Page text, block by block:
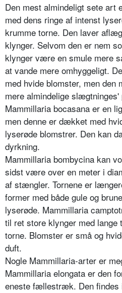
Den mest almindeligt sete art
med dens ringe af intenst
krumme torne. Den laver
klynger. Selvom den er nem
klyn­ger være en smule mere
at vande mere omhygge­ligt.
med hvide blomster, men den
mere almindelige slægtninges'
Mammillaria bocasana er en
men denne er dækket med
lyserøde blomstrer. Den kan
dyrkning.
Mammillaria bombycina kan
sidst være over en meter i
af stængler. Tornene er
former med både gule og
lyserøde. Mammillaria
til ret store klynger med lange
tor­ne. Blomster er små og
duft.
Nogle Mammillaria-arter er
Mammillaria elongata er den
eneste fælles­træk. Den findes